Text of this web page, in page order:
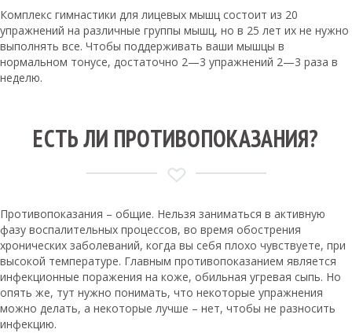
Комплекс гимнастики для лицевых мышц состоит из 20
упражнений на различные группы мышц, но в 25 лет их не нужно
выполнять все. Чтобы поддерживать ваши мышцы в
нормальном тонусе, достаточно 2—3 упражнений 2—3 раза в
неделю.
ЕСТЬ ЛИ ПРОТИВОПОКАЗАНИЯ?
Противопоказания – общие. Нельзя заниматься в активную
фазу воспалительных процессов, во время обострения
хронических заболеваний, когда вы себя плохо чувствуете, при
высокой температуре. Главным противопоказанием является
инфекционные поражения на коже, обильная угревая сыпь. Но
опять же, тут нужно понимать, что некоторые упражнения
можно делать, а некоторые лучше – нет, чтобы не разносить
инфекцию.